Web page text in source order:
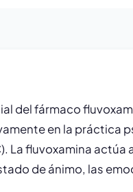
del fármaco
en la práctica
La fluvoxamina
de ánimo, las